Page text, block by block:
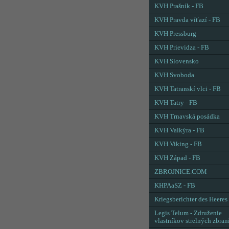
KVH Prašník - FB
KVH Pravda víťazí - FB
KVH Pressburg
KVH Prievidza - FB
KVH Slovensko
KVH Svoboda
KVH Tatranskí vlci - FB
KVH Tatry - FB
KVH Trnavská posádka
KVH Valkýra - FB
KVH Viking - FB
KVH Západ - FB
ZBROJNICE.COM
KHPAaSZ - FB
Kriegsberichter des Heeres
Legis Telum - Združenie
vlastníkov strelných